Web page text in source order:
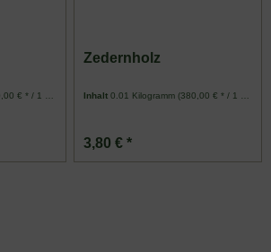
* / 1 Kilogramm)
Zedernholz
Inhalt0.01 Kilogramm (380,00 € * / 1 Kilogramm)
3,80 € *